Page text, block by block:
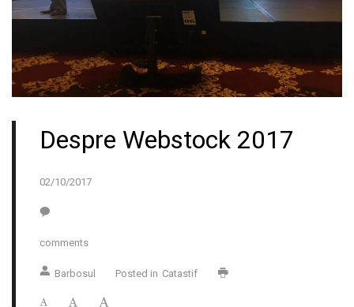
Despre Webstock 2017
02/10/2017
comments
Barbosul Posted in Catastif